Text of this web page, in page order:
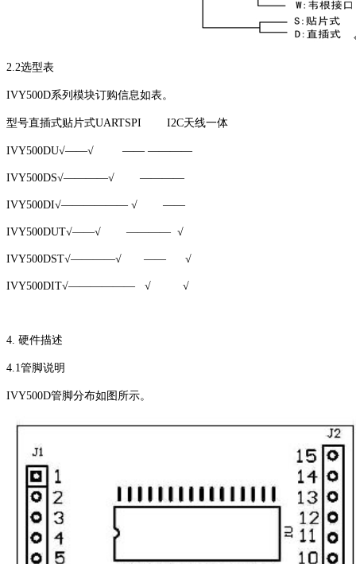
2.2选型表
IVY500D系列模块订购信息如表。
型号直插式贴片式UARTSPI I2C天线一体
IVY500DU√——√ —— ————
IVY500DS√————√ ————
IVY500DI√—————— √ ——
IVY500DUT√——√ ———— √
IVY500DST√————√ —— √
IVY500DIT√—————— √ √
4. 硬件描述
4.1管脚说明
IVY500D管脚分布如图所示。